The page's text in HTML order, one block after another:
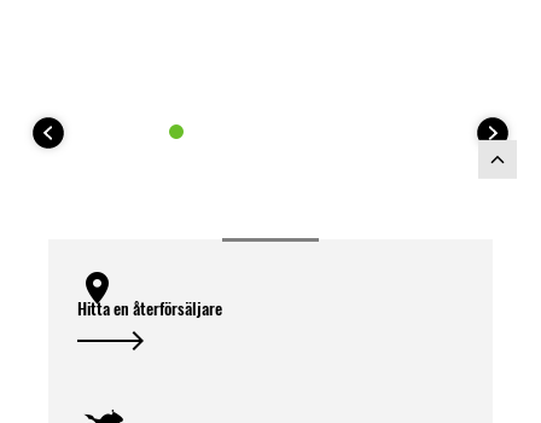
Hitta en återförsäljare